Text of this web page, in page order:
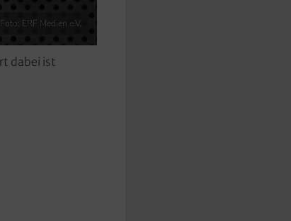
Foto: ERF Medien e.V.
dabei ist